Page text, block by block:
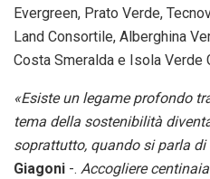
Evergreen, Prato Verde,
Land Consortile, Alberghina
Costa Smeralda e Isola Verde
«Esiste un legame profondo
tema della sostenibilità
soprattutto, quando si parla
Giagoni -. Accogliere